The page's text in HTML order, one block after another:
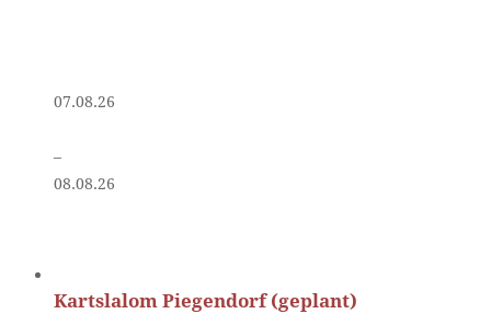
07.08.26
–
08.08.26
Kartslalom Piegendorf (geplant)